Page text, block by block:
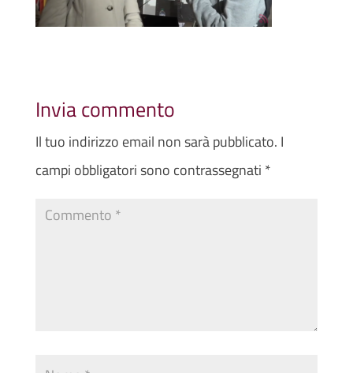
Invia commento
Il tuo indirizzo email non sarà pubblicato. I
campi obbligatori sono contrassegnati *